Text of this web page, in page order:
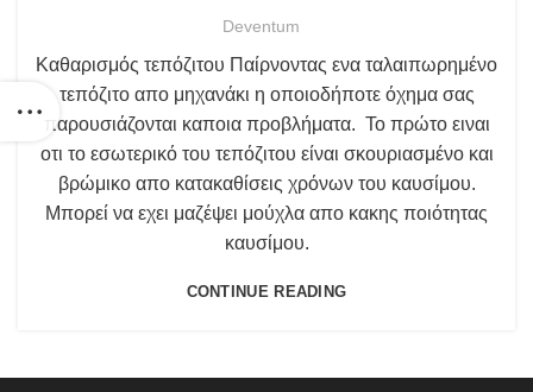
Deventum
Καθαρισμός τεπόζιτου Παίρνοντας ενα ταλαιπωρημένο
τεπόζιτο απο μηχανάκι η οποιοδήποτε όχημα σας
παρουσιάζονται καποια προβλήματα. Το πρώτο ειναι
οτι το εσωτερικό του τεπόζιτου είναι σκουριασμένο και
βρώμικο απο κατακαθίσεις χρόνων του καυσίμου.
Μπορεί να εχει μαζέψει μούχλα απο κακης ποιότητας
καυσίμου.
CONTINUE READING